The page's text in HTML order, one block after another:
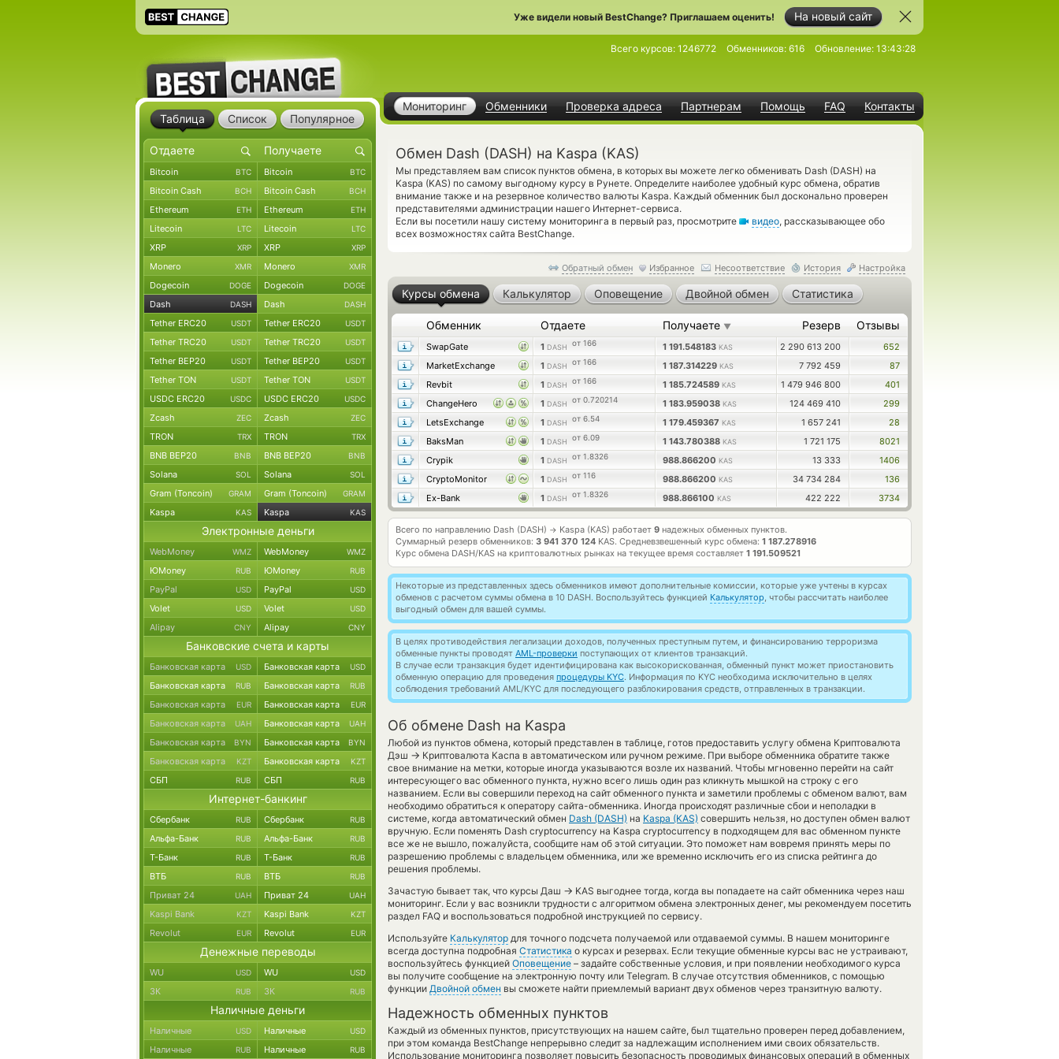
На новый сайт
Уже видели новый BestChange? Приглашаем оценить!
Мониторинг Обменники Проверка адреса Партнерам Помощь FAQ Контакты
Всего курсов: 1246772 Обменников: 616 Обновление: 13:43:28
Обмен Dash (DASH) на Kaspa (KAS)
Мы представляем вам список пунктов обмена, в которых вы можете легко обменивать Dash (DASH) на
Kaspa (KAS) по самому выгодному курсу в Рунете. Определите наиболее удобный курс обмена, обратив
внимание также и на резервное количество валюты Kaspa. Каждый обменник был досконально проверен
представителями администрации нашего Интернет-сервиса.
Если вы посетили нашу систему мониторинга в первый раз, просмотрите
видео, рассказывающее обо
всех возможностях сайта BestChange.
Обратный обмен Избранное Несоответствие История Настройка
Курсы обмена Калькулятор Оповещение Двойной обмен Статистика
Обменник Отдаете Получаете ▼ Резерв Отзывы
SwapGate 1 DASH от 166 1 191.548183 KAS 2 290 613 200
652
MarketExchange
1 DASH от 166 1 187.314229 KAS 7 792 459
87
Revbit
1 DASH от 166 1 185.724589 KAS 1 479 946 800
401
ChangeHero
1 DASH от 0.720214 1 183.959038 KAS 124 469 410
299
LetsExchange
1 DASH от 6.54 1 179.459367 KAS 1 657 241
28
BaksMan
1 DASH от 6.09 1 143.780388 KAS 1 721 175
8021
Crypik
1 DASH от 1.8326 988.866200 KAS 13 333
1406
CryptoMonitor
1 DASH от 116 988.866200 KAS 34 734 284
136
Ex-Bank
1 DASH от 1.8326 988.866100 KAS 422 222 3734
Всего по направлению Dash (DASH) → Kaspa (KAS) работает 9 надежных обменных пунктов.
Суммарный резерв обменников: 3 941 370 124 KAS. Средневзвешенный курс обмена: 1 187.278916
Курс обмена DASH/KAS на криптовалютных рынках на текущее время составляет 1 191.509521
Некоторые из представленных здесь обменников имеют дополнительные комиссии, которые уже учтены в курсах
обменов с расчетом суммы обмена в 10 DASH. Воспользуйтесь функцией Калькулятор, чтобы рассчитать наиболее
выгодный обмен для вашей суммы.
В целях противодействия легализации доходов, полученных преступным путем, и финансированию терроризма
обменные пункты проводят AML-проверки поступающих от клиентов транзакций.
В случае если транзакция будет идентифицирована как высокорискованная, обменный пункт может приостановить
обменную операцию для проведения процедуры KYC. Информация по KYC необходима исключительно в целях
соблюдения требований AML/KYC для последующего разблокирования средств, отправленных в транзакции.
Об обмене Dash на Kaspa
Любой из пунктов обмена, который представлен в таблице, готов предоставить услугу обмена Криптовалюта
Дэш → Криптовалюта Каспа в автоматическом или ручном режиме. При выборе обменника обратите также
свое внимание на метки, которые иногда указываются возле их названий. Чтобы мгновенно перейти на сайт
интересующего вас обменного пункта, нужно всего лишь один раз кликнуть мышкой на строку с его
названием. Если вы совершили переход на сайт обменного пункта и заметили проблемы с обменом валют, вам
необходимо обратиться к оператору сайта-обменника. Иногда происходят различные сбои и неполадки в
системе, когда автоматический обмен Dash (DASH) на Kaspa (KAS) совершить нельзя, но доступен обмен валют
вручную. Если поменять Dash cryptocurrency на Kaspa cryptocurrency в подходящем для вас обменном пункте
все же не вышло, пожалуйста, сообщите нам об этой ситуации. Это поможет нам вовремя принять меры по
разрешению проблемы с владельцем обменника, или же временно исключить его из списка рейтинга до
решения проблемы.
Зачастую бывает так, что курсы Даш → KAS выгоднее тогда, когда вы попадаете на сайт обменника через наш
мониторинг. Если у вас возникли трудности с алгоритмом обмена электронных денег, мы рекомендуем посетить
раздел FAQ и воспользоваться подробной инструкцией по сервису.
Используйте Калькулятор для точного подсчета получаемой или отдаваемой суммы. В нашем мониторинге
всегда доступна подробная Статистика о курсах и резервах. Если текущие обменные курсы вас не устраивают,
воспользуйтесь функцией Оповещение – задайте собственные условия, и при появлении необходимого курса
вы получите сообщение на электронную почту или Telegram. В случае отсутствия обменников, с помощью
функции Двойной обмен вы сможете найти приемлемый вариант двух обменов через транзитную валюту.
Надежность обменных пунктов
Каждый из обменных пунктов, присутствующих на нашем сайте, был тщательно проверен перед добавлением,
при этом команда BestChange непрерывно следит за надлежащим исполнением ими своих обязательств.
Использование мониторинга позволяет повысить безопасность проводимых финансовых операций в обменных
Таблица Список Популярное
Bitcoin BTC Bitcoin BTC
Bitcoin Cash BCH Bitcoin Cash BCH
Ethereum ETH Ethereum ETH
Litecoin LTC Litecoin LTC
XRP XRP XRP XRP
Monero XMR Monero XMR
Dogecoin DOGE Dogecoin DOGE
Dash DASH Dash DASH
Tether ERC20 USDT Tether ERC20 USDT
Tether TRC20 USDT Tether TRC20 USDT
Tether BEP20 USDT Tether BEP20 USDT
Tether TON USDT Tether TON USDT
USDC ERC20 USDC USDC ERC20 USDC
Zcash ZEC Zcash ZEC
TRON TRX TRON TRX
BNB BEP20 BNB BNB BEP20 BNB
Solana SOL Solana SOL
Gram (Toncoin) GRAM Gram (Toncoin) GRAM
Kaspa KAS Kaspa KAS
Электронные деньги
WebMoney WMZ WebMoney WMZ
ЮMoney RUB ЮMoney RUB
PayPal USD PayPal USD
Volet USD Volet USD
Alipay CNY Alipay CNY
Банковские счета и карты
Банковская карта USD Банковская карта USD
Банковская карта RUB Банковская карта RUB
Банковская карта EUR Банковская карта EUR
Банковская карта UAH Банковская карта UAH
Банковская карта BYN Банковская карта BYN
Банковская карта KZT Банковская карта KZT
СБП RUB СБП RUB
Интернет-банкинг
Сбербанк RUB Сбербанк RUB
Альфа-Банк RUB Альфа-Банк RUB
Т-Банк RUB Т-Банк RUB
ВТБ RUB ВТБ RUB
Приват 24 UAH Приват 24 UAH
Kaspi Bank KZT Kaspi Bank KZT
Revolut EUR Revolut EUR
Денежные переводы
WU USD WU USD
ЗК RUB ЗК RUB
Наличные деньги
Наличные USD Наличные USD
Наличные RUB Наличные RUB